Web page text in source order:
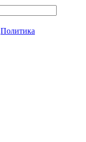
Политика